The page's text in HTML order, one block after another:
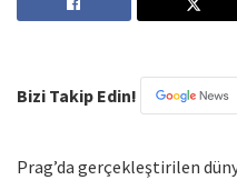
Bizi Takip Edin!
Prag’da gerçekleştirilen